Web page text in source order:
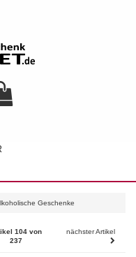
Geschenke
104 von
237
nächster Artikel